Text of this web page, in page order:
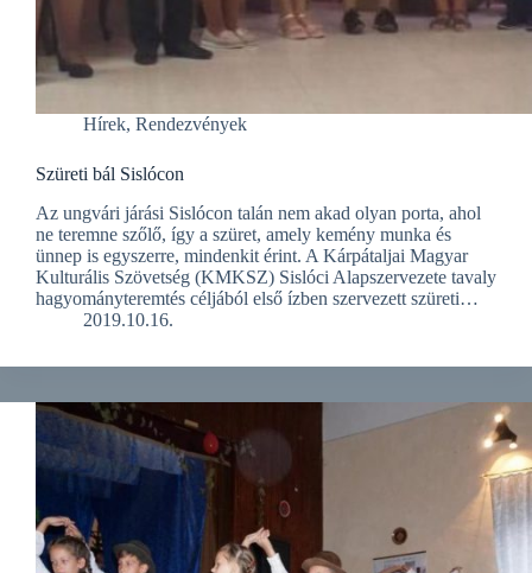
Hírek, Rendezvények
Szüreti bál Sislócon
Az ungvári járási Sislócon talán nem akad olyan porta, ahol
ne teremne szőlő, így a szüret, amely kemény munka és
ünnep is egyszerre, mindenkit érint. A Kárpátaljai Magyar
Kulturális Szövetség (KMKSZ) Sislóci Alapszervezete tavaly
hagyományteremtés céljából első ízben szervezett szüreti…
2019.10.16.